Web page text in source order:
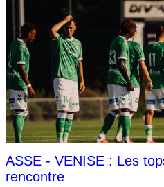
ASSE - VENISE : Les
rencontre